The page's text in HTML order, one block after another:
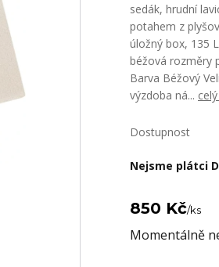
sedák, hrudní
potahem z
úložný box, 135
béžová rozměry
Barva Béžový
výzdoba ná...
Dostupnost
Nejsme plátci
850 Kč/ks
Momentálně